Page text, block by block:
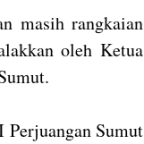
masih rangkaian
oleh Ketua
Sumut